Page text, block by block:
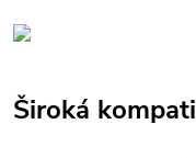
Široká